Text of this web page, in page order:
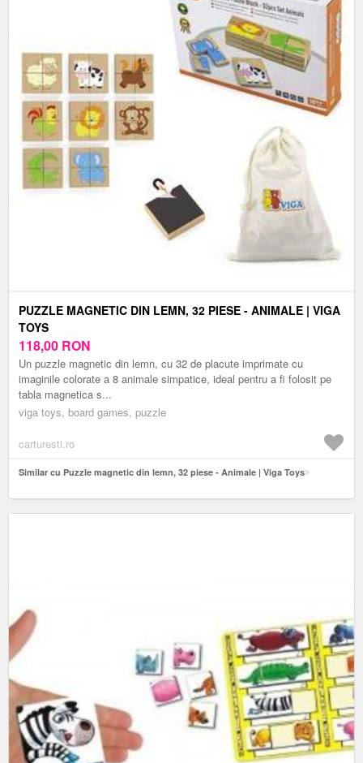
PUZZLE MAGNETIC DIN LEMN, 32 PIESE - ANIMALE | VIGA
TOYS
118,00 RON
Un puzzle magnetic din lemn, cu 32 de placute imprimate cu
imaginile colorate a 8 animale simpatice, ideal pentru a fi folosit pe
tabla magnetica s...
viga toys, board games, puzzle
carturesti.ro
Similar cu Puzzle magnetic din lemn, 32 piese - Animale | Viga Toys